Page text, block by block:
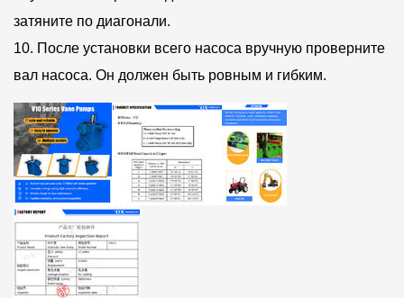
затяните по диагонали.
10. После установки всего насоса вручную проверните
вал насоса. Он должен быть ровным и гибким.